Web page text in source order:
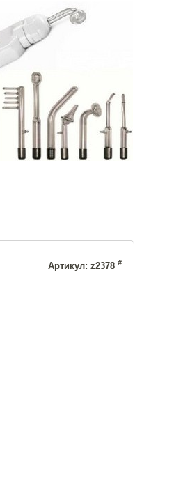
Артикул: z2378 #